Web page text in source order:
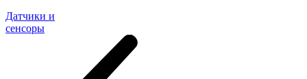
Датчики и
сенсоры